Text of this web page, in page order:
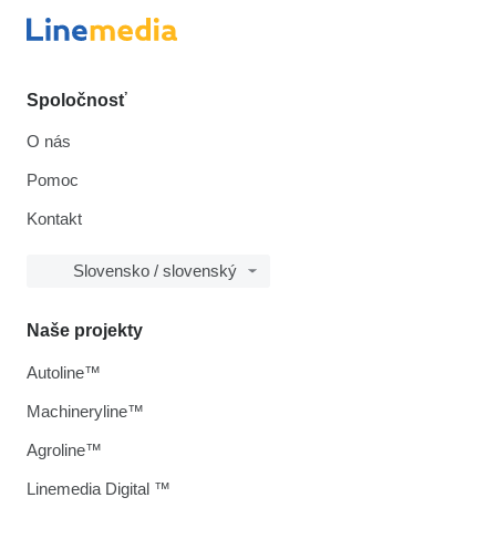
Spoločnosť
O nás
Pomoc
Kontakt
Slovensko / slovenský
Naše projekty
Autoline™
Machineryline™
Agroline™
Linemedia Digital ™